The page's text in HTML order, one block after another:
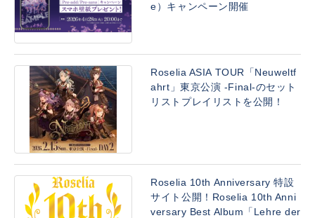
e）キャンペーン開催
Roselia ASIA TOUR「Neuweltf
ahrt」東京公演 -Final-のセット
リストプレイリストを公開！
Roselia 10th Anniversary 特設
サイト公開！Roselia 10th Anni
versary Best Album「Lehre der